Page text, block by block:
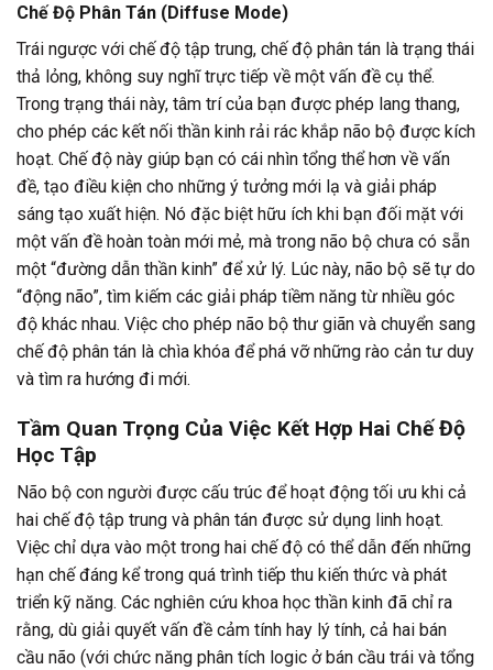
Chế Độ Phân Tán (Diffuse Mode)
Trái ngược với chế độ tập trung, chế độ phân tán là trạng thái
thả lỏng, không suy nghĩ trực tiếp về một vấn đề cụ thể.
Trong trạng thái này, tâm trí của bạn được phép lang thang,
cho phép các kết nối thần kinh rải rác khắp não bộ được kích
hoạt. Chế độ này giúp bạn có cái nhìn tổng thể hơn về vấn
đề, tạo điều kiện cho những ý tưởng mới lạ và giải pháp
sáng tạo xuất hiện. Nó đặc biệt hữu ích khi bạn đối mặt với
một vấn đề hoàn toàn mới mẻ, mà trong não bộ chưa có sẵn
một “đường dẫn thần kinh” để xử lý. Lúc này, não bộ sẽ tự do
“động não”, tìm kiếm các giải pháp tiềm năng từ nhiều góc
độ khác nhau. Việc cho phép não bộ thư giãn và chuyển sang
chế độ phân tán là chìa khóa để phá vỡ những rào cản tư duy
và tìm ra hướng đi mới.
Tầm Quan Trọng Của Việc Kết Hợp Hai Chế Độ
Học Tập
Não bộ con người được cấu trúc để hoạt động tối ưu khi cả
hai chế độ tập trung và phân tán được sử dụng linh hoạt.
Việc chỉ dựa vào một trong hai chế độ có thể dẫn đến những
hạn chế đáng kể trong quá trình tiếp thu kiến thức và phát
triển kỹ năng. Các nghiên cứu khoa học thần kinh đã chỉ ra
rằng, dù giải quyết vấn đề cảm tính hay lý tính, cả hai bán
cầu não (với chức năng phân tích logic ở bán cầu trái và tổng